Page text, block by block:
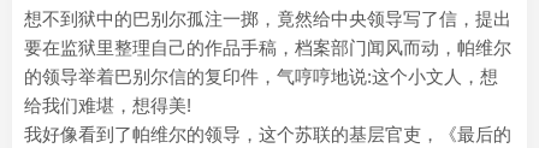
想不到狱中的巴别尔孤注一掷，竟然给中央领导写了信，提出
要在监狱里整理自己的作品手稿，档案部门闻风而动，帕维尔
的领导举着巴别尔信的复印件，气哼哼地说:这个小文人，想
给我们难堪，想得美!
我好像看到了帕维尔的领导，这个苏联的基层官吏，《最后的